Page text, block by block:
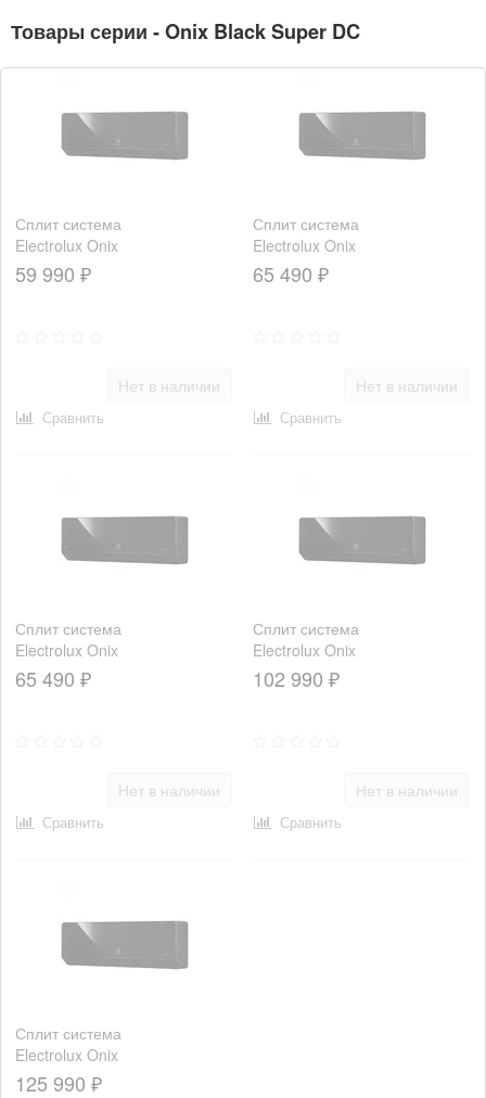
Товары серии - Onix Black Super DC
Сплит система
Electrolux Onix
Super DC
EACS/I-09HIX-
59 990 ₽
Нет в наличии
Сравнить
Сплит система
Electrolux Onix
Super DC
EACS/I-12HIX-
65 490 ₽
Нет в наличии
Сравнить
Сплит система
Electrolux Onix
Super DC
EACS/I-12HIX-
65 490 ₽
Нет в наличии
Сравнить
Сплит система
Electrolux Onix
Super DC
EACS/I-18HIX-
102 990 ₽
Нет в наличии
Сравнить
Сплит система
Electrolux Onix
Super DC
125 990 ₽